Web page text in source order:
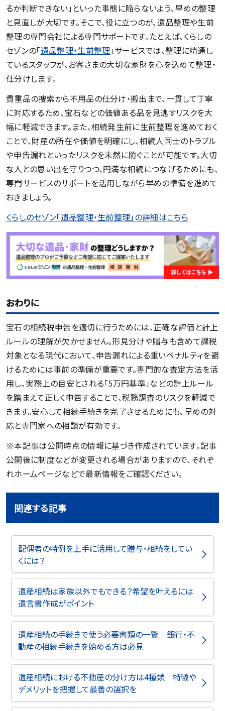
るか判断できない」といった事態に陥らないよう、早めの整理
と見直しが大切です。そこで、役に立つのが、遺品整理や生前
整理の専門会社による専門サポートです。たとえば、くらしの
セゾンの「遺品整理・生前整理 」サービスでは、整理に精通し
ているスタッフが、お客さまの大切な家財を心を込めて整理・
仕分けします。
貴重品の捜索から不用品の仕分け・搬出まで、一貫して丁寧
に対応するため、宝石などの価値ある品を見逃すリスクを大
幅に軽減できます。また、相続発生前に生前整理を進めておく
ことで、財産の所在や価値を明確にし、相続人同士のトラブル
や申告漏れといったリスクを未然に防ぐことが可能です。大切
な人との思い出を守りつつ、円満な相続につなげるためにも、
専門サービスのサポートを活用しながら早めの準備を進めて
おきましょう。​
くらしのセゾン「遺品整理・生前整理」の詳細はこちら
おわりに
宝石の相続税申告を適切に行うためには、正確な評価と計上
ルールの理解が欠かせません。形見分けや贈与も含めて課税
対象となる現代において、申告漏れによる重いペナルティを避
けるためには事前の準備が重要です。専門的な査定方法を活
用し、実務上の目安とされる「5万円基準」などの計上ルール
を踏まえて正しく申告することで、税務調査のリスクを軽減で
きます。安心して相続手続きを完了させるためにも、早めの対
応と専門家への相談が有効です。
※本記事は公開時点の情報に基づき作成されています。記事
公開後に制度などが変更される場合がありますので、それぞ
れホームページなどで最新情報をご確認ください。
関連する記事
配偶者の特例を上手に活用して贈与・相続をしてい
くには？
遺産相続は家族以外でもできる？希望を叶えるには
遺言書作成がポイント
遺産相続の手続きで使う必要書類の一覧｜銀行・不
動産の相続手続きを始める方は必見
遺産相続における不動産の分け方は4種類｜特徴や
デメリットを把握して最善の選択を